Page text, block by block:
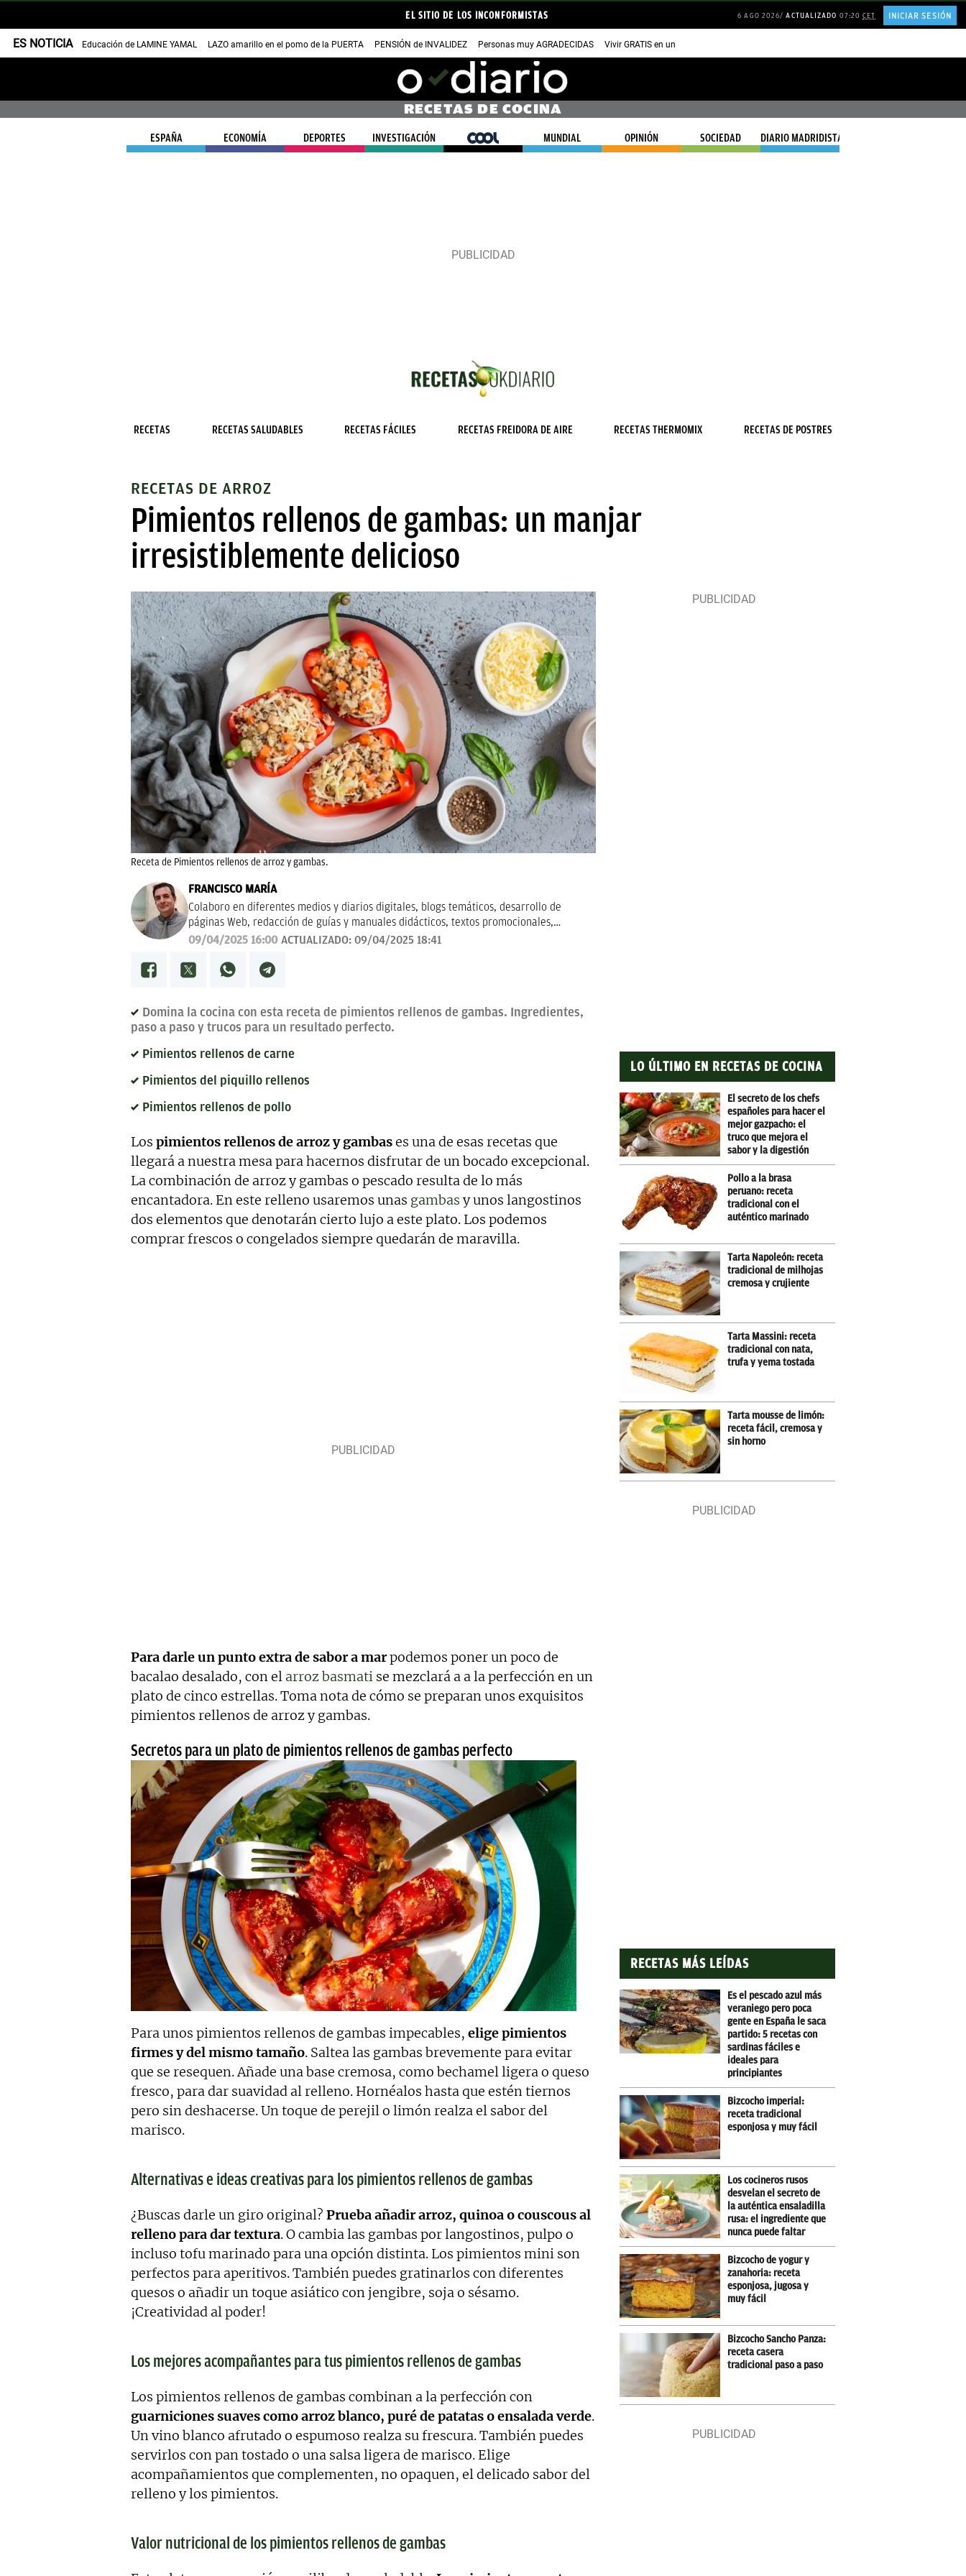
EL SITIO DE LOS INCONFORMISTAS 6 AGO 2026 ACTUALIZADO 07:20CET INICIAR SESIÓN
ES NOTICIA Educación de LAMINE YAMAL LAZO amarillo en el pomo de la PUERTA PENSIÓN de INVALIDEZ Personas muy AGRADECIDAS Vivir GRATIS en una ISLA en GRECIA
RECETAS DE COCINA
ESPAÑA ECONOMÍA DEPORTES INVESTIGACIÓN COOL MUNDIAL OPINIÓN SOCIEDAD DIARIO MADRIDISTA
RECETAS RECETAS SALUDABLES RECETAS FÁCILES RECETAS FREIDORA DE AIRE RECETAS THERMOMIX RECETAS DE POSTRES
RECETAS DE ARROZ
Pimientos rellenos de gambas: un manjar
irresistiblemente delicioso
Receta de Pimientos rellenos de arroz y gambas.
FRANCISCO MARÍA
Colaboro en diferentes medios y diarios digitales, blogs temáticos, desarrollo de
páginas Web, redacción de guías y manuales didácticos, textos promocionales,
campañas publicitarias y de marketing, artículos de opinión, relatos y guiones, y
calidad, bien documentado y revisado, así como a la curación y depuración de textos.
Estoy en permanente crecimiento personal y profesional, y abierto a nuevas
09/04/2025 16:00 ACTUALIZADO: 09/04/2025 18:41
Domina la cocina con esta receta de pimientos rellenos de gambas. Ingredientes,
paso a paso y trucos para un resultado perfecto.
Pimientos rellenos de carne
Pimientos del piquillo rellenos
Pimientos rellenos de pollo
Los pimientos rellenos de arroz y gambases una de esas recetas que
llegará a nuestra mesa para hacernos disfrutar de un bocado excepcional.
La combinación de arroz y gambas o pescado resulta de lo más
encantadora. En este relleno usaremos unas gambas y unos langostinos
dos elementos que denotarán cierto lujo a este plato. Los podemos
comprar frescos o congelados siempre quedarán de maravilla.
Para darle un punto extra de sabor a marpodemos poner un poco de
bacalao desalado, con el arroz basmati se mezclará a a la perfección en un
plato de cinco estrellas. Toma nota de cómo se preparan unos exquisitos
pimientos rellenos de arroz y gambas.
Secretos para un plato de pimientos rellenos de gambas perfecto
Para unos pimientos rellenos de gambas impecables, elige pimientos
firmes y del mismo tamaño. Saltea las gambas brevemente para evitar
que se resequen. Añade una base cremosa, como bechamel ligera o queso
fresco, para dar suavidad al relleno. Hornéalos hasta que estén tiernos
pero sin deshacerse. Un toque de perejil o limón realza el sabor del
marisco.
Alternativas e ideas creativas para los pimientos rellenos de gambas
¿Buscas darle un giro original? Prueba añadir arroz, quinoa o couscous al
relleno para dar textura. O cambia las gambas por langostinos, pulpo o
incluso tofu marinado para una opción distinta. Los pimientos mini son
perfectos para aperitivos. También puedes gratinarlos con diferentes
quesos o añadir un toque asiático con jengibre, soja o sésamo.
¡Creatividad al poder!
Los mejores acompañantes para tus pimientos rellenos de gambas
Los pimientos rellenos de gambas combinan a la perfección con
guarniciones suaves como arroz blanco, puré de patatas o ensalada verde.
Un vino blanco afrutado o espumoso realza su frescura. También puedes
servirlos con pan tostado o una salsa ligera de marisco. Elige
acompañamientos que complementen, no opaquen, el delicado sabor del
relleno y los pimientos.
Valor nutricional de los pimientos rellenos de gambas
LO ÚLTIMO EN RECETAS DE COCINA
El secreto de los chefs
españoles para hacer el
mejor gazpacho: el
truco que mejora el
sabor y la digestión
Pollo a la brasa
peruano: receta
tradicional con el
auténtico marinado
Tarta Napoleón: receta
tradicional de milhojas
cremosa y crujiente
Tarta Massini: receta
tradicional con nata,
trufa y yema tostada
Tarta mousse de limón:
receta fácil, cremosa y
sin horno
RECETAS MÁS LEÍDAS
Es el pescado azul más
veraniego pero poca
gente en España le saca
partido: 5 recetas con
sardinas fáciles e
ideales para
principiantes
Bizcocho imperial:
receta tradicional
esponjosa y muy fácil
Los cocineros rusos
desvelan el secreto de
la auténtica ensaladilla
rusa: el ingrediente que
nunca puede faltar
Bizcocho de yogur y
zanahoria: receta
esponjosa, jugosa y
muy fácil
Bizcocho Sancho Panza:
receta casera
tradicional paso a paso